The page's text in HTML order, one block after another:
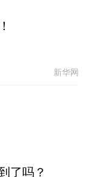
新华网
了吗？